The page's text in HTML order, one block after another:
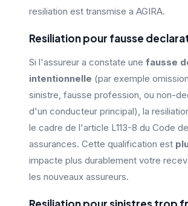
resiliation est transmise a AGIRA.
Resiliation pour fausse
Si l'assureur a constate une fausse
intentionnelle (par exemple
sinistre, fausse profession, ou non-
d'un conducteur principal), la
le cadre de l'article L113-8 du Code
assurances. Cette qualification est
impacte plus durablement votre
les nouveaux assureurs.
Resiliation pour sinistres trop